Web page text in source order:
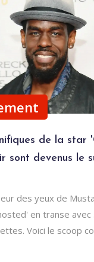
de la star
sont devenus le
des yeux de
en transe avec
Voici le scoop